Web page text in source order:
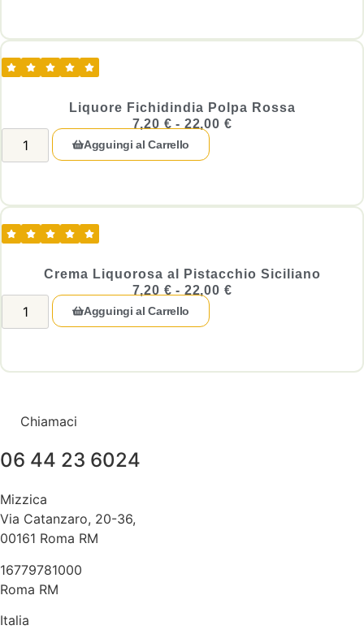
Liquore Fichidindia Polpa Rossa
7,20 € - 22,00 €
Agguingi al Carrello
Crema Liquorosa al Pistacchio Siciliano
7,20 € - 22,00 €
Agguingi al Carrello
Chiamaci
06 44 23 6024
Mizzica
Via Catanzaro, 20-36,
00161 Roma RM
16779781000
Roma RM
Italia